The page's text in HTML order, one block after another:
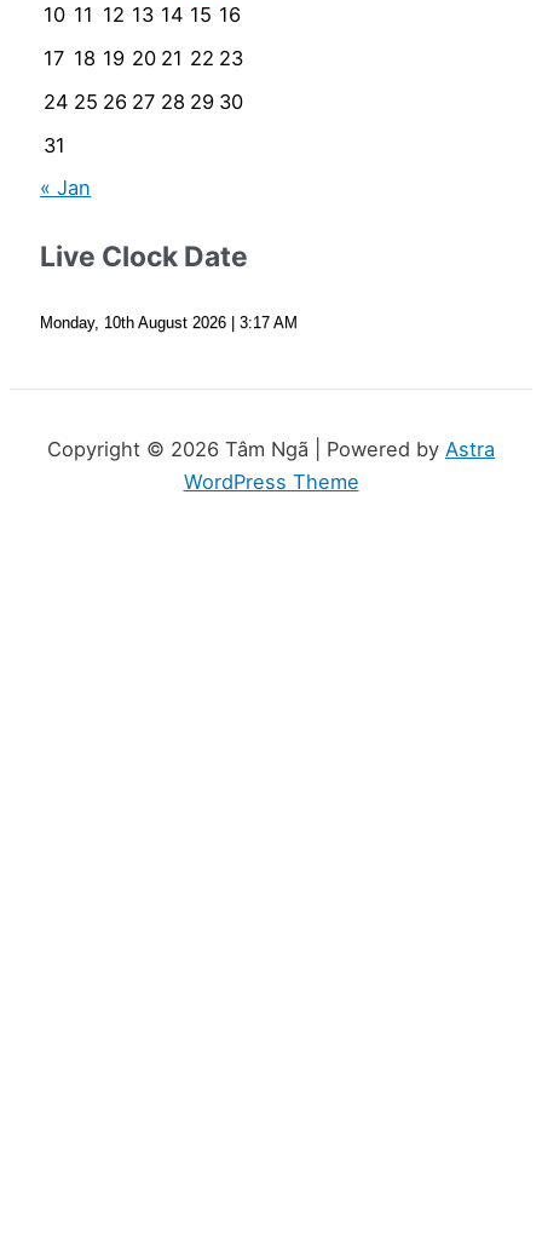
10 11 12 13 14 15 16
17 18 19 20 21 22 23
24 25 26 27 28 29 30
31
« Jan
Live Clock Date
Monday, 10th August 2026 | 3:17 AM
Copyright © 2026 Tâm Ngã | Powered by Astra
WordPress Theme